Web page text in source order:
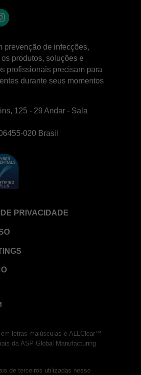
prevenção de infecções,
produtos, soluções e
profissionais precisam para
durante seus momentos
125 - 29 Andar - Sala
020 Brasil
PRIVACIDADE
em letras maiúsculas e ALLClear™
da ASP Global Manufacturing
de terceiros utilizadas nesse